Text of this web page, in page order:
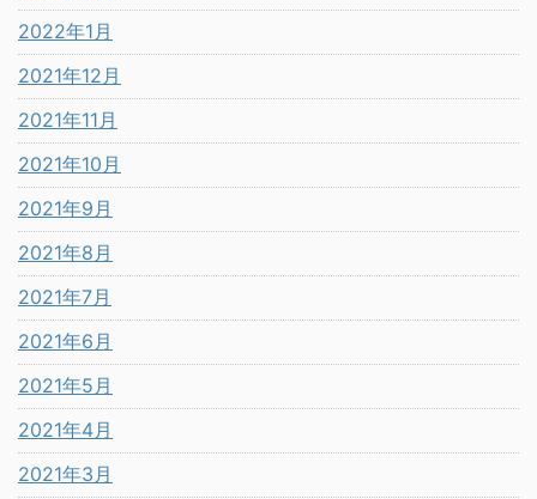
2022年1月
2021年12月
2021年11月
2021年10月
2021年9月
2021年8月
2021年7月
2021年6月
2021年5月
2021年4月
2021年3月